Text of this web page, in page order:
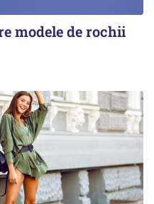
modele de rochii